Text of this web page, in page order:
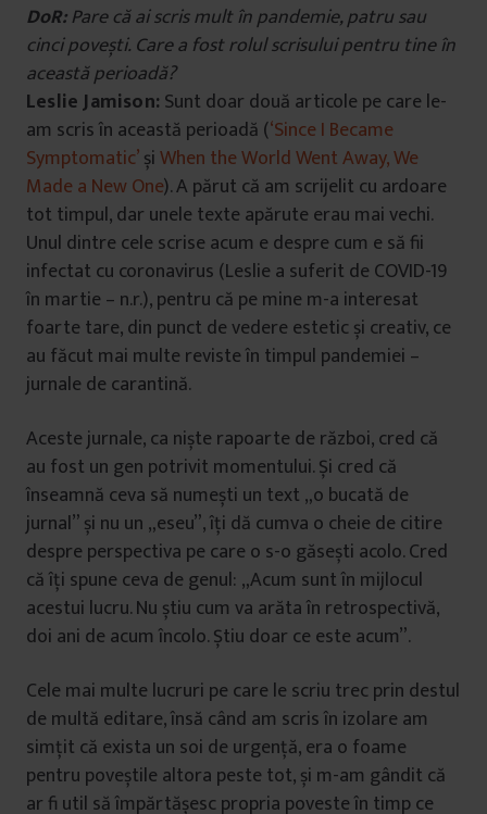
DoR:Pare că ai scris mult în pandemie, patru sau
cinci povești. Care a fost rolul scrisului pentru tine în
această perioadă?
Leslie Jamison: Sunt doar două articole pe care le-
am scris în această perioadă (‘Since I Became
Symptomatic’șiWhen the World Went Away, We
Made a New One). A părut că am scrijelit cu ardoare
tot timpul, dar unele texte apărute erau mai vechi.
Unul dintre cele scrise acum e despre cum e să fii
infectat cu coronavirus (Leslie a suferit de COVID-19
în martie – n.r.), pentru că pe mine m-a interesat
foarte tare, din punct de vedere estetic și creativ, ce
au făcut mai multe reviste în timpul pandemiei –
jurnale de carantină.
Aceste jurnale, ca niște rapoarte de război, cred că
au fost un gen potrivit momentului. Și cred că
înseamnă ceva să numești un text „o bucată de
jurnal” și nu un „eseu”, îți dă cumva o cheie de citire
despre perspectiva pe care o s-o găsești acolo. Cred
că îți spune ceva de genul: „Acum sunt în mijlocul
acestui lucru. Nu știu cum va arăta în retrospectivă,
doi ani de acum încolo. Știu doar ce este acum”.
Cele mai multe lucruri pe care le scriu trec prin destul
de multă editare, însă când am scris în izolare am
simțit că exista un soi de urgență, era o foame
pentru poveștile altora peste tot, și m-am gândit că
ar fi util să împărtășesc propria poveste în timp ce